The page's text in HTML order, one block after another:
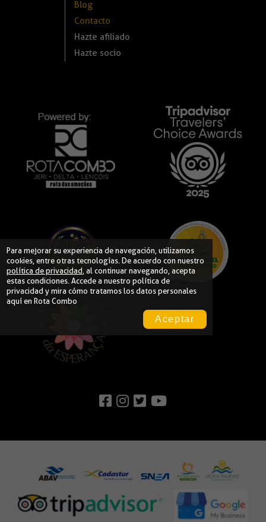
Blog
Contacto
Hazte afiliado
Hazte socio
Para mejorar su experiencia de navegación, utilizamos
cookies, entre otras tecnologías. De acuerdo con nuestro
política de privacidad , al continuar navegando, acepta
estas condiciones. Accede a nuestro política de
privacidad y mira cómo tratamos los datos personales
aquí en Rota Combo
Aceptar